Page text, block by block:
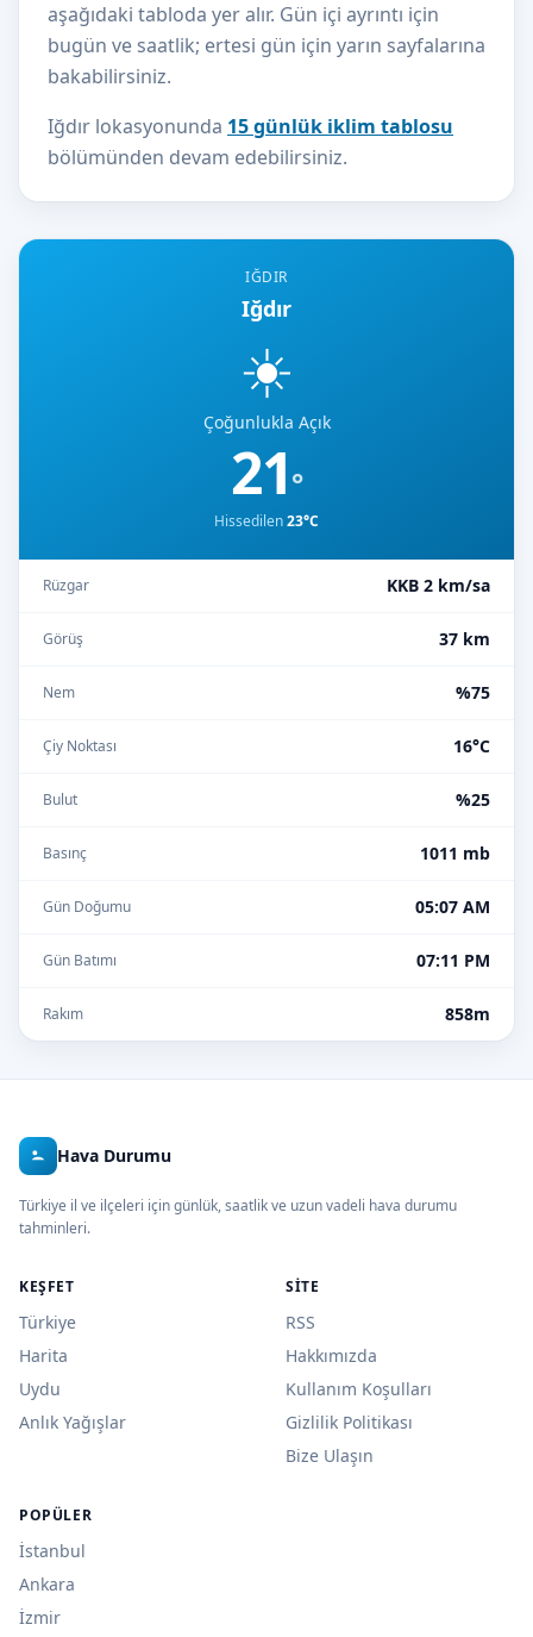
IĞDIR
Iğdır
☀️
Çoğunlukla Açık
21°
Hissedilen23°C
Rüzgar KKB 2 km/sa
Görüş 37 km
Nem %75
Çiy Noktası 16°C
Bulut %25
Basınç 1011 mb
Gün Doğumu 05:07 AM
Gün Batımı 07:11 PM
Rakım 858m
aşağıdaki tabloda yer alır. Gün içi ayrıntı için
bugün ve saatlik; ertesi gün için yarın sayfalarına
bakabilirsiniz.
Iğdır lokasyonunda 15 günlük iklim tablosu
bölümünden devam edebilirsiniz.
Hava Durumu
Türkiye il ve ilçeleri için günlük, saatlik ve uzun vadeli hava durumu
tahminleri.
KEŞFET
Türkiye
Harita
Uydu
Anlık Yağışlar
SITE
RSS
Hakkımızda
Kullanım Koşulları
Gizlilik Politikası
Bize Ulaşın
POPÜLER
İstanbul
Ankara
İzmir